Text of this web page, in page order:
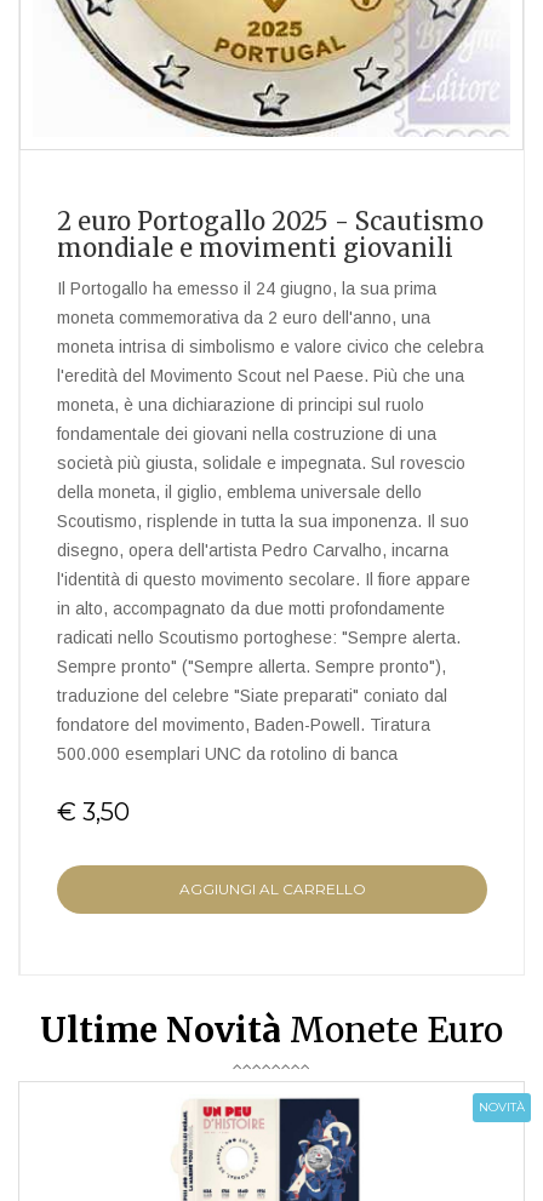
2 euro Portogallo 2025 - Scautismo
mondiale e movimenti giovanili
Il Portogallo ha emesso il 24 giugno, la sua prima
moneta commemorativa da 2 euro dell'anno, una
moneta intrisa di simbolismo e valore civico che celebra
l'eredità del Movimento Scout nel Paese. Più che una
moneta, è una dichiarazione di principi sul ruolo
fondamentale dei giovani nella costruzione di una
società più giusta, solidale e impegnata. Sul rovescio
della moneta, il giglio, emblema universale dello
Scoutismo, risplende in tutta la sua imponenza. Il suo
disegno, opera dell'artista Pedro Carvalho, incarna
l'identità di questo movimento secolare. Il fiore appare
in alto, accompagnato da due motti profondamente
radicati nello Scoutismo portoghese: "Sempre alerta.
Sempre pronto" ("Sempre allerta. Sempre pronto"),
traduzione del celebre "Siate preparati" coniato dal
fondatore del movimento, Baden-Powell. Tiratura
500.000 esemplari UNC da rotolino di banca
€ 3,50
AGGIUNGI AL CARRELLO
Ultime Novità Monete Euro
NOVITÀ